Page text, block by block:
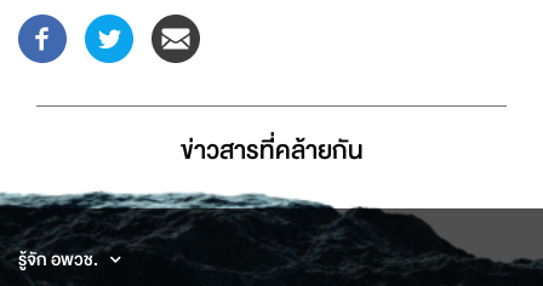
ข่าวสารที่่คล้ายกัน
รู้จัก อพวช.